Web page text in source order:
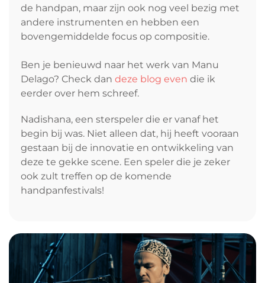
de handpan, maar zijn ook nog veel bezig met
andere instrumenten en hebben een
bovengemiddelde focus op compositie.
Ben je benieuwd naar het werk van Manu
Delago? Check dan deze blog even die ik
eerder over hem schreef.
Nadishana, een sterspeler die er vanaf het
begin bij was. Niet alleen dat, hij heeft vooraan
gestaan bij de innovatie en ontwikkeling van
deze te gekke scene. Een speler die je zeker
ook zult treffen op de komende
handpanfestivals!